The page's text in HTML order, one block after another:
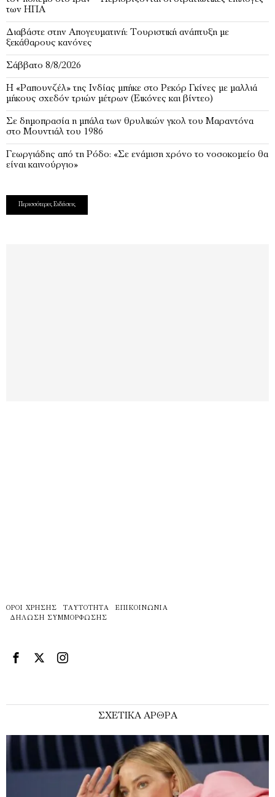
των ΗΠΑ
Διαβάστε στην Απογευματινή: Τουριστική ανάπτυξη με
ξεκάθαρους κανόνες
Σάββατο 8/8/2026
Η «Ραπουνζέλ» της Ινδίας μπήκε στο Ρεκόρ Γκίνες με μαλλιά
μήκους σχεδόν τριών μέτρων (Εικόνες και βίντεο)
Σε δημοπρασία η μπάλα των θρυλικών γκολ του Μαραντόνα
στο Μουντιάλ του 1986
Γεωργιάδης από τη Ρόδο: «Σε ενάμιση χρόνο το νοσοκομείο θα
είναι καινούργιο»
Περισσότερες Ειδήσεις
ΌΡΟΙ ΧΡΉΣΗΣ ΤΑΥΤΌΤΗΤΑ
ΕΠΙΚΟΙΝΩΝΊΑ
ΔΉΛΩΣΗ ΣΥΜΜΌΡΦΩΣΗΣ
ΣΧΕΤΙΚΑ ΑΡΘΡΑ